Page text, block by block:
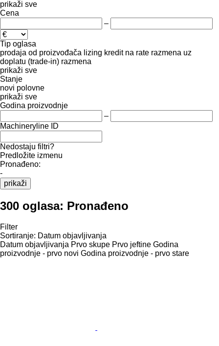
prikaži sve
Cena
–
Tip oglasa
prodaja od proizvođača lizing kredit na rate razmena uz
doplatu (trade-in) razmena
prikaži sve
Stanje
novi polovne
prikaži sve
Godina proizvodnje
–
Machineryline ID
Nedostaju filtri?
Predložite izmenu
Pronađeno:
-
prikaži
300 oglasa: Pronađeno
Filter
Sortiranje: Datum objavljivanja
Datum objavljivanja Prvo skupe Prvo jeftine Godina
proizvodnje - prvo novi Godina proizvodnje - prvo stare